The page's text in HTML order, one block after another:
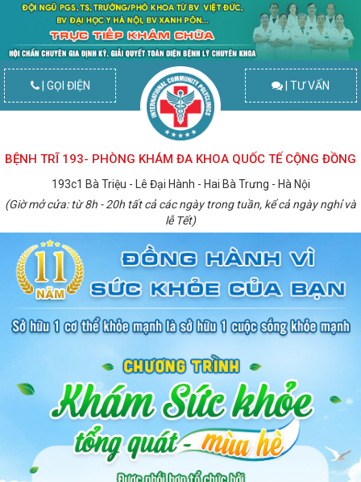
| GỌI ĐIỆN | TƯ VẤN
BỆNH TRĨ 193- PHÒNG KHÁM ĐA KHOA QUỐC TẾ CỘNG ĐỒNG
193c1 Bà Triệu - Lê Đại Hành - Hai Bà Trưng - Hà Nội
(Giờ mở cửa: từ 8h - 20h tất cả các ngày trong tuần, kể cả ngày nghỉ và
lễ Tết)